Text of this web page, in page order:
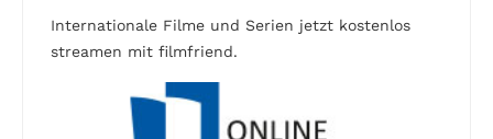
Internationale Filme und Serien jetzt kostenlos
streamen mit filmfriend.